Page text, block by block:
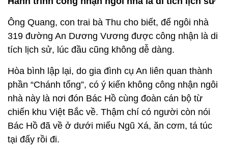
Ông Quang, con trai bà Thu cho biết, để ngôi nhà
319 đường An Dương Vương được công nhận là di
tích lịch sử, lúc đầu cũng không dễ dàng.
Hòa bình lập lại, do gia đình cụ An liên quan thành
phần “Chánh tổng”, có ý kiến không công nhận ngôi
nhà này là nơi đón Bác Hồ cùng đoàn cán bộ từ
chiến khu Việt Bắc về. Thậm chí có người còn nói
Bác Hồ đã về ở dưới miếu Ngũ Xá, ăn cơm, tá túc
tại đấy rồi đi.